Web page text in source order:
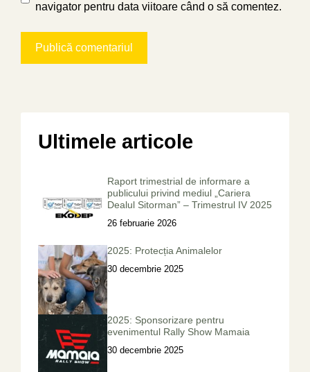
navigator pentru data viitoare când o să comentez.
Ultimele articole
Raport trimestrial de informare a
publicului privind mediul „Cariera
Dealul Sitorman” – Trimestrul IV 2025
26 februarie 2026
2025: Protecția Animalelor
30 decembrie 2025
2025: Sponsorizare pentru
evenimentul Rally Show Mamaia
30 decembrie 2025